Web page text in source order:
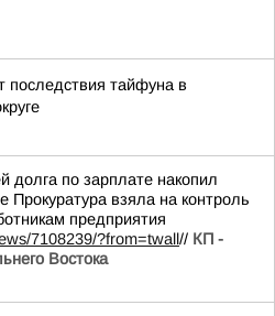
последствия тайфуна в
долга по зарплате накопил
взяла на контроль
предприятия
7108239/?from=twall// КП -
Востока